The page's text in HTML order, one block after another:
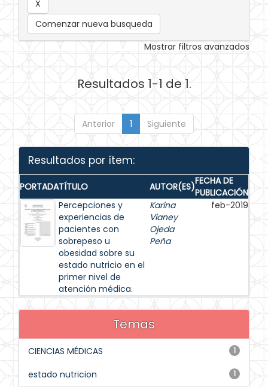
Comenzar nueva busqueda
Mostrar filtros avanzados
Resultados 1-1 de 1.
Anterior 1 Siguiente
Resultados por ítem:
PORTADATÍTULO AUTOR(ES)FECHA DE
PUBLICACIÓN
Percepciones y
experiencias de
pacientes con
sobrepeso u
obesidad sobre su
estado nutricio en el
primer nivel de
atención médica.
Karina
Vianey
Ojeda
Peña
feb-2019
Temas
1
CIENCIAS MÉDICAS
1
estado nutricion